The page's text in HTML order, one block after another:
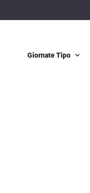
Giornate Tipo